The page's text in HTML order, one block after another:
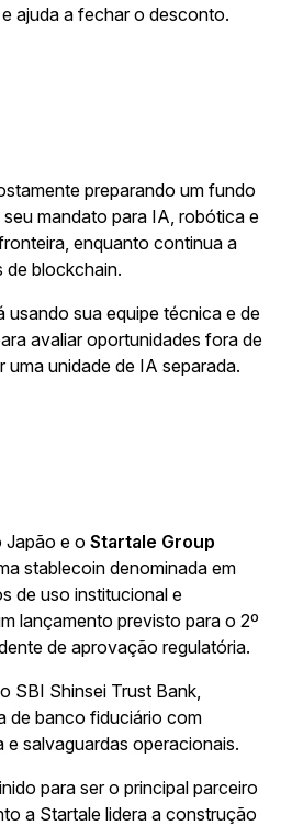
ajuda a fechar o desconto.
preparando um fundo
mandato para IA, robótica e
enquanto continua a
de blockchain.
usando sua equipe técnica e de
avaliar oportunidades fora de
uma unidade de IA separada.
Japão e o Startale Group
stablecoin denominada em
de uso institucional e
lançamento previsto para o 2º
de aprovação regulatória.
SBI Shinsei Trust Bank,
de banco fiduciário com
e salvaguardas operacionais.
para ser o principal parceiro
a Startale lidera a construção